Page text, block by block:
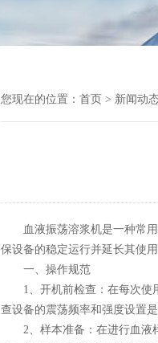
您现在的位置： 首页 > 新闻动
血液振荡溶浆机是一种常用
保设备的稳定运行并延长其使
一、操作规范
1、开机前检查：在每次使
查设备的震荡频率和强度设置
2、样本准备：在进行血液样